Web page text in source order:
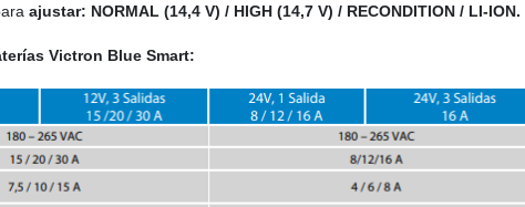
ajustar: NORMAL (14,4 V) / HIGH (14,7 V) / RECONDITION / LI-ION.
Victron Blue Smart: